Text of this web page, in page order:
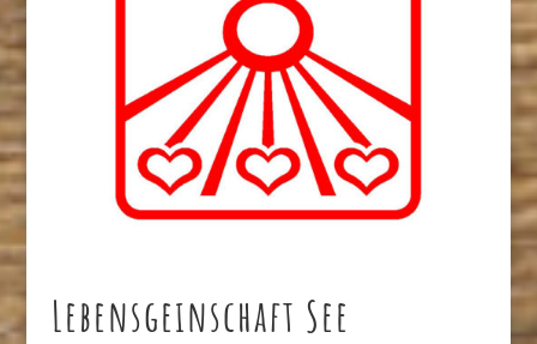
Lebensgeinschaft See